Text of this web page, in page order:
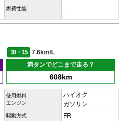
燃費性能 -
10・15
7.6km/L
満タンでどこまで走る？
608km
使用燃料
エンジン
ハイオク
ガソリン
駆動方式 FR